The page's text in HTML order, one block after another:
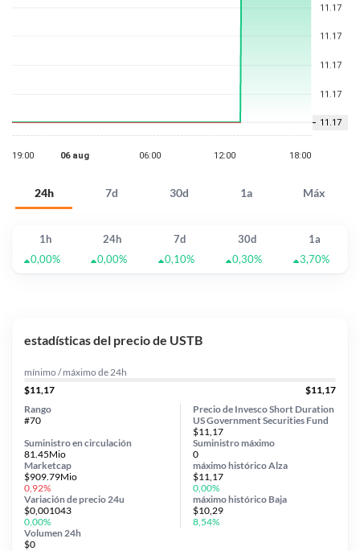
24h 7d 30d 1a Máx
1h 24h 7d 30d
1a
0,00%
0,00% 0,10% 0,30% 3,70%
estadísticas del precio de USTB
mínimo / máximo de 24h
$11,17
$11,17
Precio de Invesco Short Duration
US Government Securities Fund
$11,17
Suministro en circulación
81.45Mio
Variación de precio 24u
$0,001043
0,00%
Suministro máximo
0
Marketcap
$909.79Mio
0,92%
Volumen 24h
$0
Rango
#70
máximo históricoAlza
$11,17
0,00%
máximo histórico Baja
$10,29
8,54%